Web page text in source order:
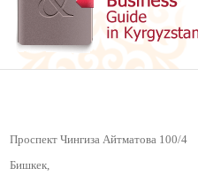
Проспект Чингиза Айтматова 100/4
Бишкек,